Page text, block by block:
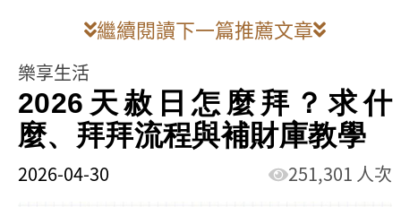
繼續閱讀下一篇推薦文章
樂享生活
2026天赦日怎麼拜？求什
麼、拜拜流程與補財庫教學
2026-04-30 251,301 人次